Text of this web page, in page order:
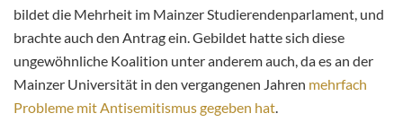
bildet die Mehrheit im Mainzer Studierendenparlament, und
brachte auch den Antrag ein. Gebildet hatte sich diese
ungewöhnliche Koalition unter anderem auch, da es an der
Mainzer Universität in den vergangenen Jahren mehrfach
Probleme mit Antisemitismusgegeben hat